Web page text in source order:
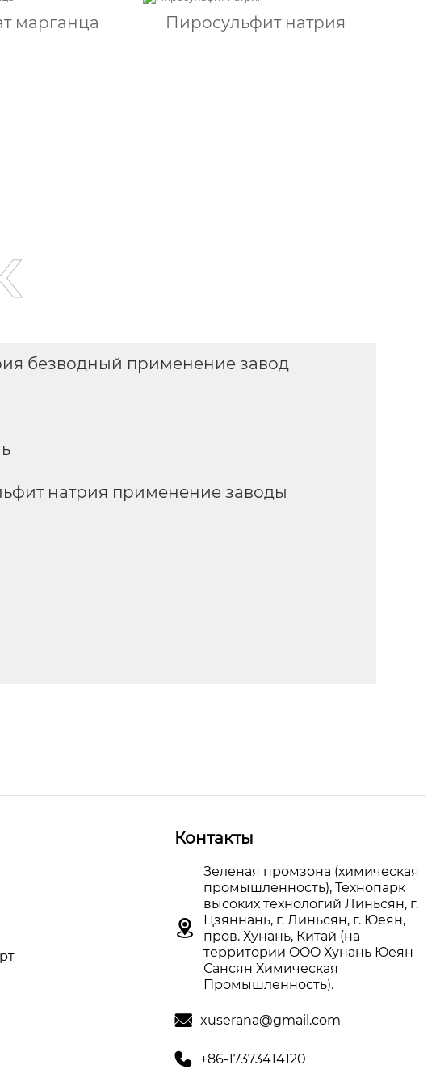
марганца Пиросульфит натрия
безводный применение завод
натрия применение заводы
Контакты

Зеленая промзона (химическая
промышленность), Технопарк
высоких технологий Линьсян, г.
Цзяннань, г. Линьсян, г. Юеян,
пров. Хунань, Китай (на
территории OOO Хунань Юеян
Сансян Химическая
Промышленность).
 xuserana@gmail.com
 +86-17373414120